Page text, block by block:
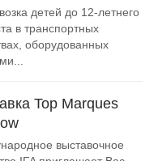
детей до 12-летнего
в транспортных
оборудованных
Top Marques
выставочное